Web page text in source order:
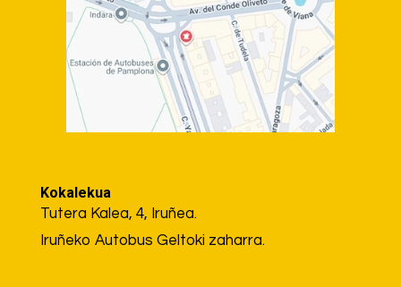
Kokalekua
Tutera Kalea, 4, Iruñea.
Iruñeko Autobus Geltoki zaharra.